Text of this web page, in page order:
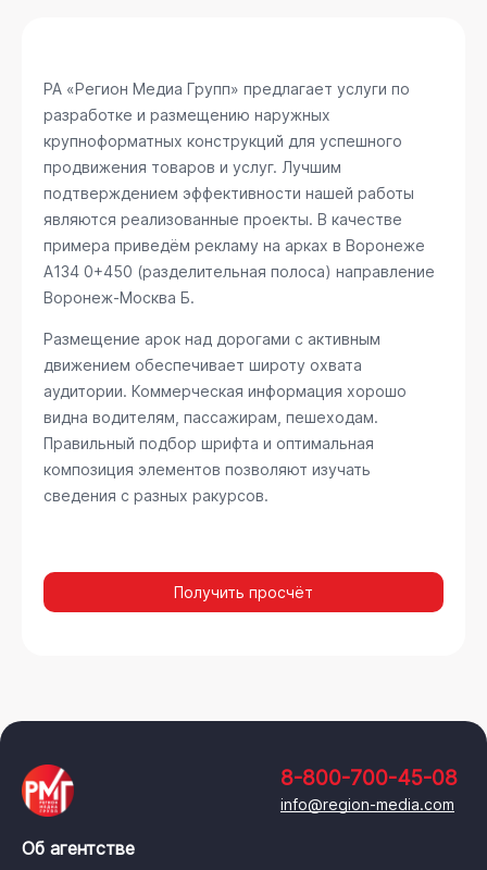
РА «Регион Медиа Групп» предлагает услуги по
разработке и размещению наружных
крупноформатных конструкций для успешного
продвижения товаров и услуг. Лучшим
подтверждением эффективности нашей работы
являются реализованные проекты. В качестве
примера приведём рекламу на арках в Воронеже
А134 0+450 (разделительная полоса) направление
Воронеж-Москва Б.
Размещение арок над дорогами с активным
движением обеспечивает широту охвата
аудитории. Коммерческая информация хорошо
видна водителям, пассажирам, пешеходам.
Правильный подбор шрифта и оптимальная
композиция элементов позволяют изучать
сведения с разных ракурсов.
Получить просчёт
8-800-700-45-08
info@region-media.com
Об агентстве